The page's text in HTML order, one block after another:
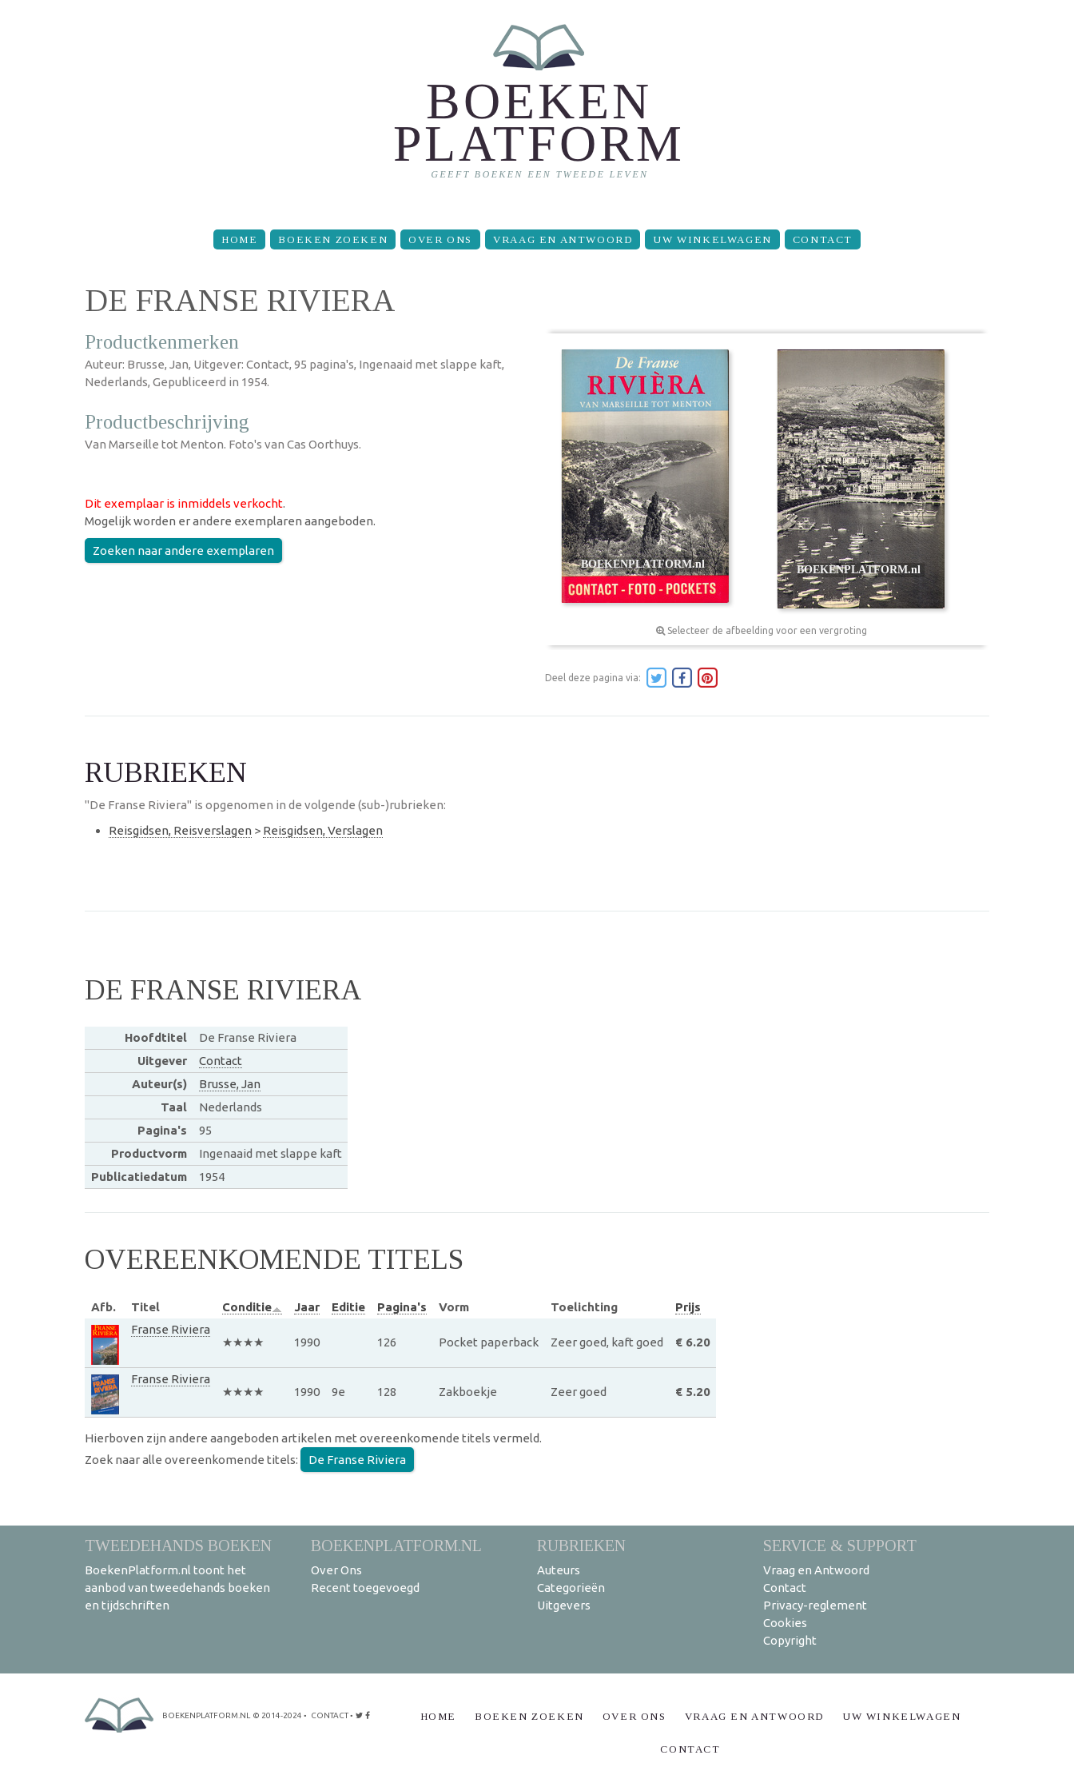
HOME BOEKEN ZOEKEN OVER ONS VRAAG EN ANTWOORD UW WINKELWAGEN CONTACT
DE FRANSE RIVIERA
Productkenmerken
Auteur: Brusse, Jan, Uitgever: Contact, 95 pagina's, Ingenaaid met slappe kaft,
Nederlands, Gepubliceerd in 1954.
Productbeschrijving
Van Marseille tot Menton. Foto's van Cas Oorthuys.
Dit exemplaar is inmiddels verkocht.
Mogelijk worden er andere exemplaren aangeboden.
Zoeken naar andere exemplaren
Selecteer de afbeelding voor een vergroting
Deel deze pagina via:
RUBRIEKEN
"De Franse Riviera" is opgenomen in de volgende (sub-)rubrieken:
Reisgidsen, Reisverslagen > Reisgidsen, Verslagen
DE FRANSE RIVIERA
Hoofdtitel
De Franse Riviera
Uitgever
Contact
Auteur(s)
Brusse, Jan
Taal
Nederlands
Pagina's
95
Productvorm
Ingenaaid met slappe kaft
Publicatiedatum
1954
OVEREENKOMENDE TITELS
Afb. Titel Conditie Jaar Editie Pagina's Vorm Toelichting
Prijs
Franse Riviera
★★★★
1990 126 Pocket paperback Zeer goed, kaft goed € 6.20
Franse Riviera
★★★★
1990 9e 128 Zakboekje Zeer goed € 5.20
Hierboven zijn andere aangeboden artikelen met overeenkomende titels vermeld.
Zoek naar alle overeenkomende titels:
De Franse Riviera
TWEEDEHANDS BOEKEN
BoekenPlatform.nl toont het
aanbod van tweedehands boeken
en tijdschriften
BOEKENPLATFORM.NL
Over Ons
Recent toegevoegd
RUBRIEKEN
Auteurs
Categorieën
Uitgevers
SERVICE & SUPPORT
Vraag en Antwoord
Contact
Privacy-reglement
Cookies
Copyright
BOEKENPLATFORM.NL © 2014-2024 • CONTACT• HOME BOEKEN ZOEKEN OVER ONS VRAAG EN ANTWOORD UW WINKELWAGEN
CONTACT